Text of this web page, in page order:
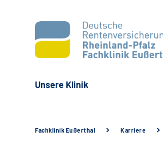
Unsere Klinik
Fachklinik Eußerthal Karriere